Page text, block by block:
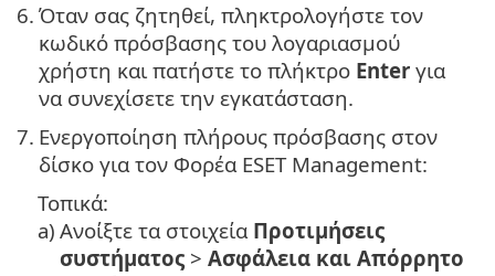
6. Όταν σας ζητηθεί, πληκτρολογήστε τον
κωδικό πρόσβασης του λογαριασμού
χρήστη και πατήστε το πλήκτρο Enter για
να συνεχίσετε την εγκατάσταση.
7. Ενεργοποίηση πλήρους πρόσβασης στον
δίσκο για τον Φορέα ESET Management:
Τοπικά:
a) Ανοίξτε τα στοιχεία Προτιμήσεις
συστήματος > Ασφάλεια και Απόρρητο